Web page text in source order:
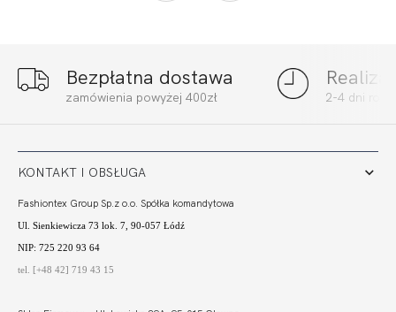
FORTUNA SOFT
FORTUNA SPACER
Bezpłatna dostawa
zamówienia powyżej 400zł 2-4 dni
KONTAKT I OBSŁUGA
Fashiontex Group Sp.z o.o. Spółka komandytowa
Ul. Sienkiewicza 73 lok. 7, 90-057 Łódź
NIP: 725 220 93 64
tel. [+48 42] 719 43 15